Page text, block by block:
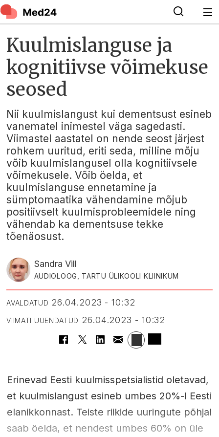
Kuulmislanguse ja
kognitiivse võimekuse
seosed
Nii kuulmislangust kui dementsust esineb
vanematel inimestel väga sagedasti.
Viimastel aastatel on nende seost järjest
rohkem uuritud, eriti seda, milline mõju
võib kuulmislangusel olla kognitiivsele
võimekusele. Võib öelda, et
kuulmislanguse ennetamine ja
sümptomaatika vähendamine mõjub
positiivselt kuulmisprobleemidele ning
vähendab ka dementsuse tekke
tõenäosust.
Sandra Vill
AUDIOLOOG, TARTU ÜLIKOOLI KLIINIKUM
AVALDATUD 26.04.2023 - 10:32
VIIMATI UUENDATUD 26.04.2023 - 10:32
Erinevad Eesti kuulmisspetsialistid oletavad,
et kuulmislangust esineb umbes 20%-l Eesti
elanikkonnast. Teiste riikide uuringute põhjal
saab öelda, et nendest umbes 60% on üle